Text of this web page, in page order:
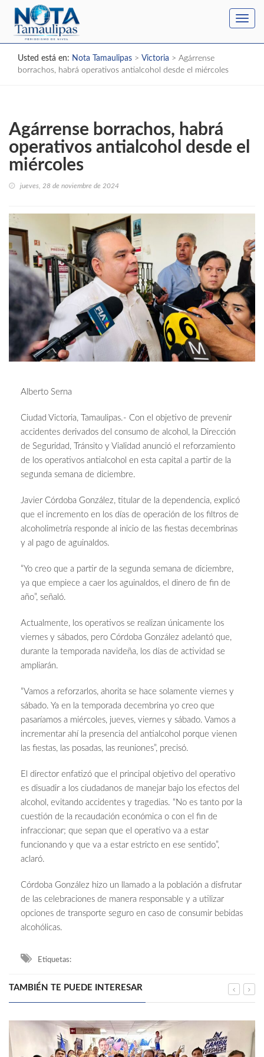
Usted está en: Nota Tamaulipas > Victoria > Agárrense
borrachos, habrá operativos antialcohol desde el miércoles
Agárrense borrachos, habrá
operativos antialcohol desde el
miércoles
jueves, 28 de noviembre de 2024
Alberto Serna
Ciudad Victoria, Tamaulipas.- Con el objetivo de prevenir
accidentes derivados del consumo de alcohol, la Dirección
de Seguridad, Tránsito y Vialidad anunció el reforzamiento
de los operativos antialcohol en esta capital a partir de la
segunda semana de diciembre.
Javier Córdoba González, titular de la dependencia, explicó
que el incremento en los días de operación de los filtros de
alcoholimetría responde al inicio de las fiestas decembrinas
y al pago de aguinaldos.
“Yo creo que a partir de la segunda semana de diciembre,
ya que empiece a caer los aguinaldos, el dinero de fin de
año”, señaló.
Actualmente, los operativos se realizan únicamente los
viernes y sábados, pero Córdoba González adelantó que,
durante la temporada navideña, los días de actividad se
ampliarán.
“Vamos a reforzarlos, ahorita se hace solamente viernes y
sábado. Ya en la temporada decembrina yo creo que
pasaríamos a miércoles, jueves, viernes y sábado. Vamos a
incrementar ahí la presencia del antialcohol porque vienen
las fiestas, las posadas, las reuniones”, precisó.
El director enfatizó que el principal objetivo del operativo
es disuadir a los ciudadanos de manejar bajo los efectos del
alcohol, evitando accidentes y tragedias. “No es tanto por la
cuestión de la recaudación económica o con el fin de
infraccionar; que sepan que el operativo va a estar
funcionando y que va a estar estricto en ese sentido”,
aclaró.
Córdoba González hizo un llamado a la población a disfrutar
de las celebraciones de manera responsable y a utilizar
opciones de transporte seguro en caso de consumir bebidas
alcohólicas.
Etiquetas:
TAMBIÉN TE PUEDE INTERESAR